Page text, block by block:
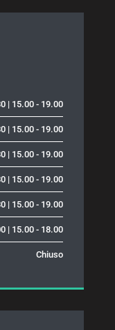
| 15.00 - 19.00
| 15.00 - 19.00
| 15.00 - 19.00
| 15.00 - 19.00
| 15.00 - 19.00
| 15.00 - 18.00
Chiuso